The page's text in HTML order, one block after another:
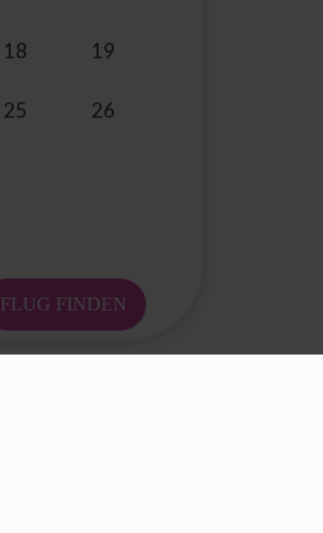
18 19
25 26
FLUG FINDEN